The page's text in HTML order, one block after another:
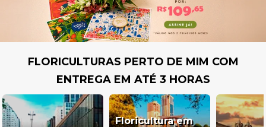
FLORICULTURAS PERTO DE MIM COM
ENTREGA EM ATÉ 3 HORAS
Floricultura em